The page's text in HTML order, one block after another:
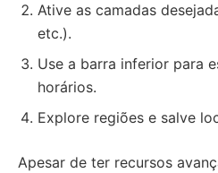
Ative as camadas
etc.).
Use a barra inferior para
horários.
Explore regiões e salve
Apesar de ter recursos